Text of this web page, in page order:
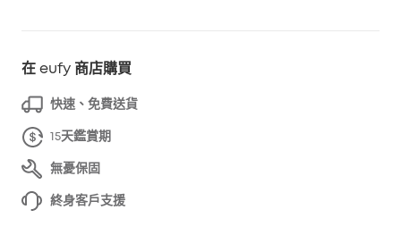
在 eufy 商店購買
快速、免費送貨
15天鑑賞期
無憂保固
終身客戶支援